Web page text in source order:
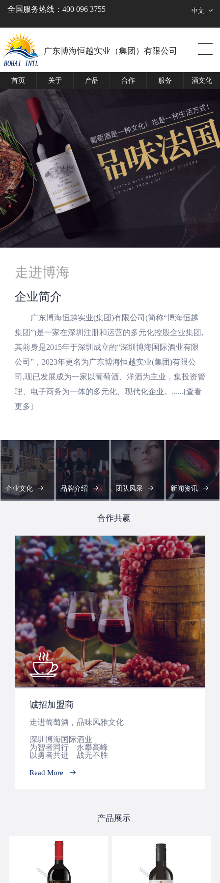
中文
全国服务热线：400 096 3755
广东博海恒越实业（集团）有限公司
首页 关于 产品 合作 服务 酒文化
走进博海
企业简介
广东博海恒越实业(集团)有限公司(简称“博海恒越
集团”)是一家在深圳注册和运营的多元化控股企业集团,
其前身是2015年于深圳成立的“深圳博海国际酒业有限
公司”，2023年更名为广东博海恒越实业(集团)有限公
司,现已发展成为一家以葡萄酒、洋酒为主业，集投资管
理、电子商务为一体的多元化、现代化企业。......[查看
更多]
企业文化 品牌介绍 团队风采 新闻资讯
合作共赢
诚招加盟商
走进葡萄酒，品味风雅文化
深圳博海国际酒业
为智者同行 永攀高峰
以勇者共进 战无不胜
Read More
产品展示